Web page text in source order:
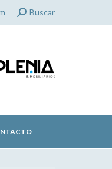
Search:
Buscar